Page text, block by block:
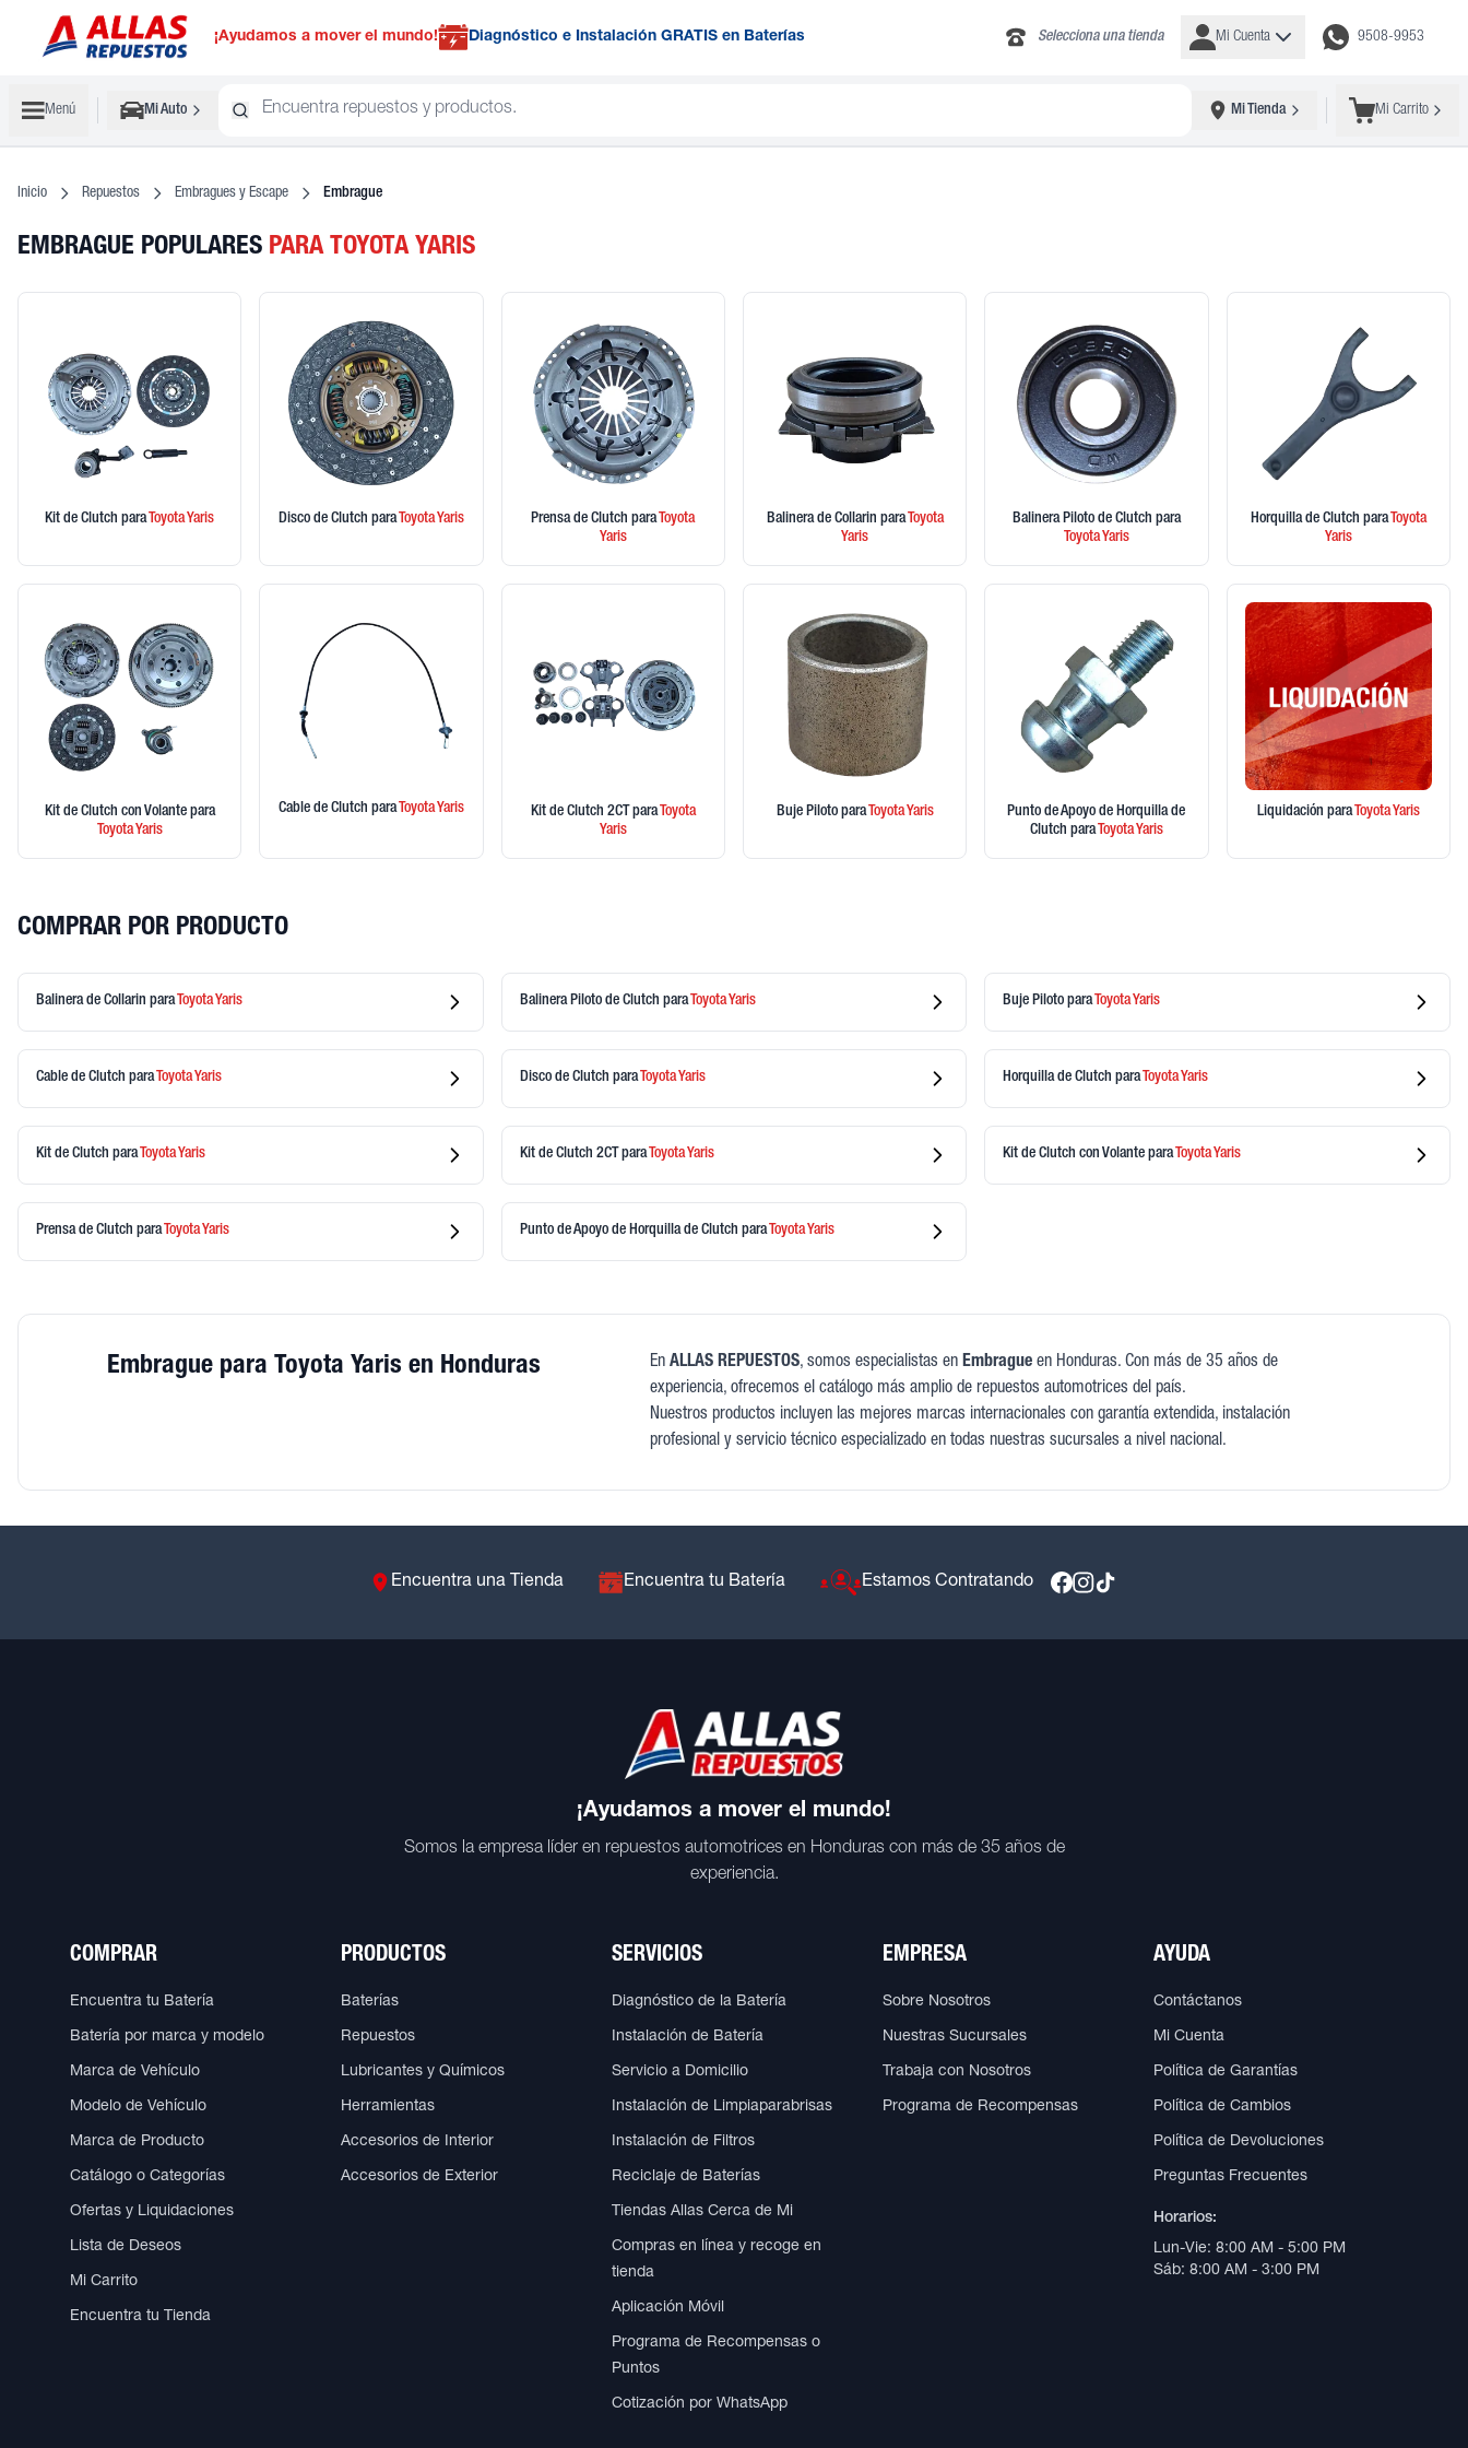
¡Ayudamos a mover el mundo! Diagnóstico e Instalación GRATIS en Baterías Selecciona una tienda Mi Cuenta 9508-9953
Menú Mi Auto Mi Tienda Mi Carrito
Inicio Repuestos Embragues y Escape Embrague
EMBRAGUE POPULARES PARA TOYOTA YARIS
Kit de Clutch para ToyotaYaris Disco de Clutch para ToyotaYaris Prensa de Clutch para Toyota
Yaris
Balinera de Collarin para Toyota
Yaris
Balinera Piloto de Clutch para
ToyotaYaris
Horquilla de Clutch para Toyota
Yaris
Kit de Clutch con Volante para
ToyotaYaris
Cable de Clutch paraToyotaYaris Kit de Clutch 2CTparaToyota
Yaris
Buje Piloto paraToyotaYaris
Punto de Apoyo de Horquilla de
Clutch paraToyotaYaris
Liquidación paraToyotaYaris
COMPRAR POR PRODUCTO
Balinera de Collarin para ToyotaYaris Balinera Piloto de Clutch para ToyotaYaris Buje Piloto para ToyotaYaris
Cable de Clutch para ToyotaYaris Disco de Clutch para ToyotaYaris Horquilla de Clutch para ToyotaYaris
Kit de Clutch para ToyotaYaris Kit de Clutch 2CT para ToyotaYaris Kit de Clutch con Volante para ToyotaYaris
Prensa de Clutch para ToyotaYaris Punto de Apoyo de Horquilla de Clutch para ToyotaYaris
Embrague para Toyota Yaris en Honduras En ALLAS REPUESTOS, somos especialistas en Embragueen Honduras. Con más de 35 años de
experiencia, ofrecemos el catálogo más amplio de repuestos automotrices del país.
Nuestros productos incluyen las mejores marcas internacionales con garantía extendida, instalación
profesional y servicio técnico especializado en todas nuestras sucursales a nivel nacional.
Encuentra una Tienda Encuentra tu Batería Estamos Contratando
¡Ayudamos a mover el mundo!
Somos la empresa líder en repuestos automotrices en Honduras con más de 35 años de
experiencia.
COMPRAR
Encuentra tu Batería
Batería por marca y modelo
Marca de Vehículo
Modelo de Vehículo
Marca de Producto
Catálogo o Categorías
Ofertas y Liquidaciones
Lista de Deseos
Mi Carrito
Encuentra tu Tienda
PRODUCTOS
Baterías
Repuestos
Lubricantes y Químicos
Herramientas
Accesorios de Interior
Accesorios de Exterior
SERVICIOS
Diagnóstico de la Batería
Instalación de Batería
Servicio a Domicilio
Instalación de Limpiaparabrisas
Instalación de Filtros
Reciclaje de Baterías
Tiendas Allas Cerca de Mi
Compras en línea y recoge en
tienda
Aplicación Móvil
Programa de Recompensas o
Puntos
Cotización por WhatsApp
EMPRESA
Sobre Nosotros
Nuestras Sucursales
Trabaja con Nosotros
Programa de Recompensas
AYUDA
Contáctanos
Mi Cuenta
Política de Garantías
Política de Cambios
Política de Devoluciones
Preguntas Frecuentes
Horarios:
Lun-Vie: 8:00 AM - 5:00 PM
Sáb: 8:00 AM - 3:00 PM